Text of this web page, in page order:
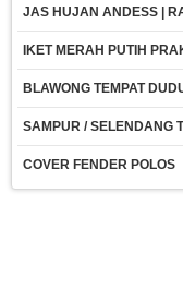
JAS HUJAN ANDESS |
IKET MERAH PUTIH
BLAWONG TEMPAT
SAMPUR / SELENDANG
COVER FENDER POLOS